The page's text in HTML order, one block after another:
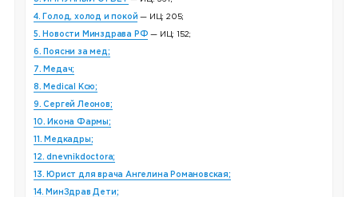
4. Голод, холод и покой — ИЦ: 205;
5. Новости Минздрава РФ — ИЦ: 152;
6. Поясни за мед;
7. Медач;
8. Medical Ксю;
9. Сергей Леонов;
10. Икона Фармы;
11. Медкадры;
12. dnevnikdoctora;
13. Юрист для врача Ангелина Романовская;
14. МинЗдрав Дети;